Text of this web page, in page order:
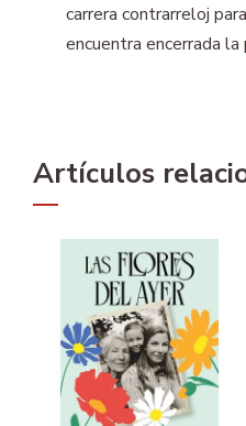
carrera contrarreloj
encuentra encerrada la
Artículos